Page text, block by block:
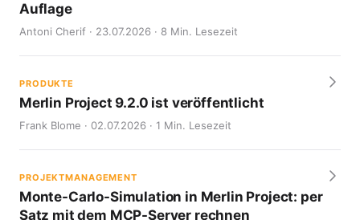
Auflage
Antoni Cherif · 23.07.2026 · 8 Min. Lesezeit
PRODUKTE
Merlin Project 9.2.0 ist veröffentlicht
Frank Blome · 02.07.2026 · 1 Min. Lesezeit
PROJEKTMANAGEMENT
Monte-Carlo-Simulation in Merlin Project: per
Satz mit dem MCP-Server rechnen